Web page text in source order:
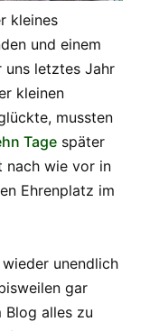
kleines
und einem
uns letztes Jahr
kleinen
mussten
Tage später
nach wie vor in
Ehrenplatz im
unendlich
gar
Blog alles zu